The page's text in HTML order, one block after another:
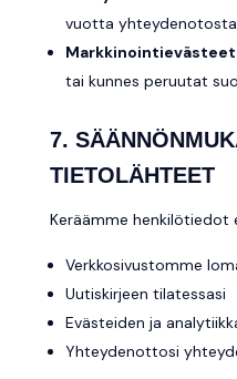
vuotta
tai kunnes peruutat
7.
TIETOLÄHTEET
Keräämme henkilötiedot
Verkkosivustomme
Uutiskirjeen tilatessasi
Evästeiden ja
Yhteydenottosi